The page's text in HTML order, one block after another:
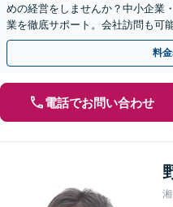
めの経営をしませんか？中小企業
業を徹底サポート。会社訪問も可
ご相談ください。【夜間や休日相
料
電話でお問い合わせ